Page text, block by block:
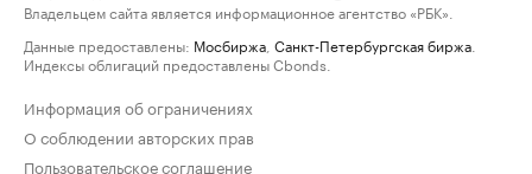
Владельцем сайта является информационное агентство «РБК».
Данные предоставлены: Мосбиржа Санкт-Петербургская биржа
Индексы облигаций предоставлены Cbonds.
Информация об ограничениях
О соблюдении авторских прав
Пользовательское соглашение